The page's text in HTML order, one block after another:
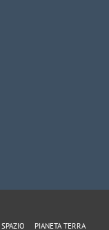
PIANETA TERRA